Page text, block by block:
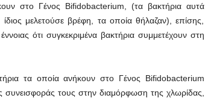
στο Γένος Bifidobacterium, (τα βακτήρια αυτά
μελετούσε βρέφη, τα οποία θήλαζαν), επίσης,
ότι συγκεκριμένα βακτήρια συμμετέχουν στη
τα οποία ανήκουν στο Γένος Bifidobacterium
τους στην διαμόρφωση της χλωρίδας,